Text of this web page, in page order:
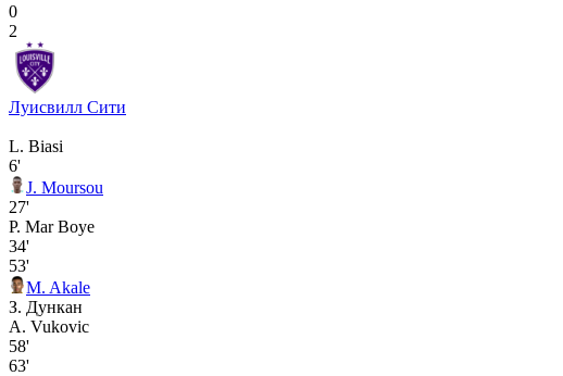
0
2
Луисвилл Сити
L. Biasi
6'
J. Moursou
27'
P. Mar Boye
34'
53'
M. Akale
З. Дункан
A. Vukovic
58'
63'